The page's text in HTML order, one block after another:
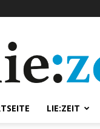
LIE:ZEIT